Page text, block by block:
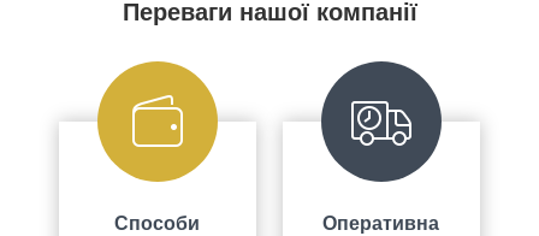
Переваги нашої компанії
Способи
Оперативна